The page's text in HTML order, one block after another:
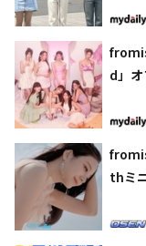
d」
thミ